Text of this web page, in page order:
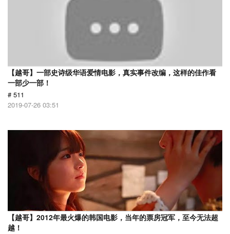
【越哥】一部史诗级华语爱情电影，真实事件改编，这样的佳作看
一部少一部！
# 511
2019-07-26 03:51
【越哥】2012年最火爆的韩国电影，当年的票房冠军，至今无法超
越！